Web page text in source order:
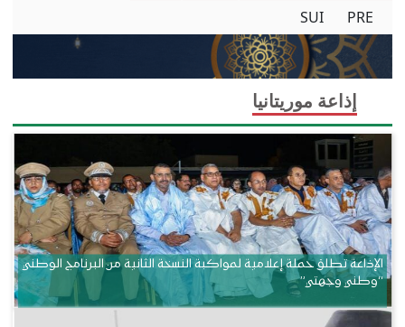
PRE
SUI
إذاعة موريتانيا
الإذاعة تطلق حملة إعلامية لمواكبة النسخة الثانية من البرنامج الوطني
“وطني وجهتي”